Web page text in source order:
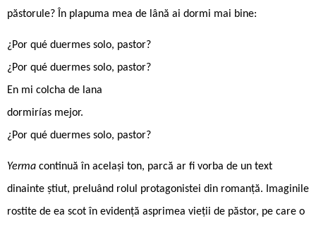
păstorule? În plapuma mea de lână ai dormi mai bine:
¿Por qué duermes solo, pastor?
¿Por qué duermes solo, pastor?
En mi colcha de lana
dormirías mejor.
¿Por qué duermes solo, pastor?
Yerma continuă în același ton, parcă ar fi vorba de un text
dinainte știut, preluând rolul protagonistei din romanță. Imaginile
rostite de ea scot în evidență asprimea vieții de păstor, pe care o